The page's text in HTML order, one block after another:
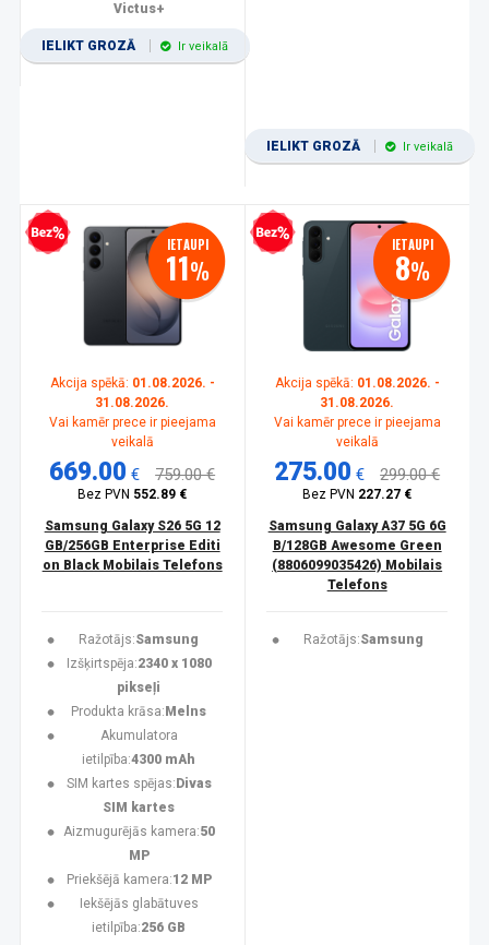
Victus+
IELIKT GROZĀ Ir veikalā
IELIKT GROZĀ Ir veikalā
kredīts IETAUPI
11%
Akcija spēkā: 01.08.2026. -
31.08.2026.
Vai kamēr prece ir pieejama
veikalā
669.00 € 759.00 €
Bez PVN 552.89 €
Samsung Galaxy S26 5G 12
GB/256GB Enterprise Editi
on Black Mobilais Telefons
Ražotājs:Samsung
Izšķirtspēja:2340 x 1080
pikseļi
Produkta krāsa: Melns
Akumulatora
ietilpība:4300 mAh
SIM kartes spējas: Divas
SIM kartes
Aizmugurējās kamera:50
MP
Priekšējā kamera:12 MP
Iekšējās glabātuves
ietilpība:256 GB
Bezprocentu kredīts IETAUPI
8%
Akcija spēkā: 01.08.2026. -
31.08.2026.
Vai kamēr prece ir pieejama
veikalā
275.00 € 299.00 €
Bez PVN 227.27 €
Samsung Galaxy A37 5G 6G
B/128GB Awesome Green
(8806099035426) Mobilais
Telefons
Ražotājs:Samsung